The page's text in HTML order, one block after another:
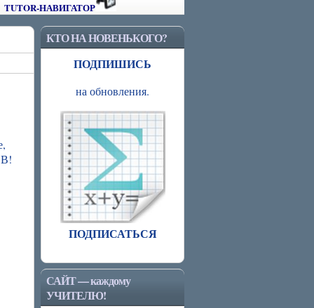
TUTOR-НАВИГАТОР
КТО НА НОВЕНЬКОГО?
ПОДПИШИСЬ
на обновления.
ПОДПИСАТЬСЯ
САЙТ — каждому
УЧИТЕЛЮ!